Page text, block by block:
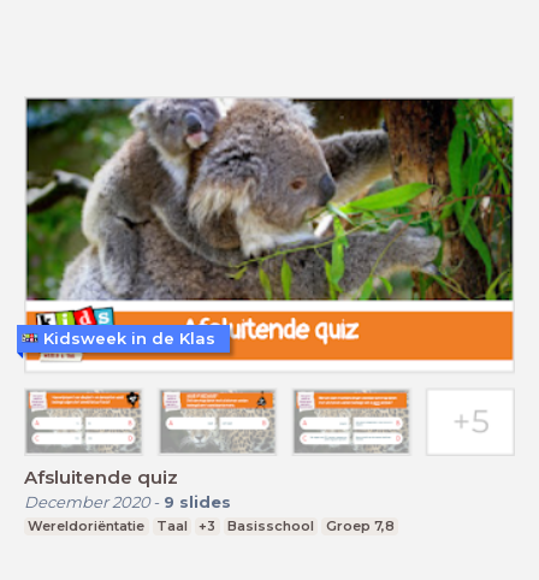
Afsluitende quiz
December 2020- 9 slides
Wereldoriëntatie Taal +3 Basisschool Groep 7,8
Kidsweek in de Klas